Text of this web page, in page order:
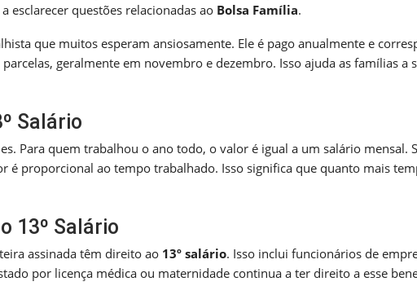
esclarecer questões relacionadas ao Bolsa Família.
que muitos esperam ansiosamente. Ele é pago anualmente e
geralmente em novembro e dezembro. Isso ajuda as famílias a
Salário
Para quem trabalhou o ano todo, o valor é igual a um salário mensal.
é proporcional ao tempo trabalhado. Isso significa que quanto mais
13º Salário
assinada têm direito ao 13º salário. Isso inclui funcionários de
por licença médica ou maternidade continua a ter direito a esse